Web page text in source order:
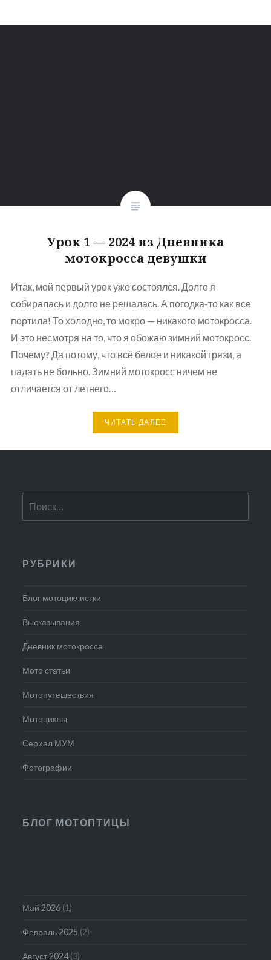
Урок 1 — 2024 из Дневника
мотокросса девушки
Итак, мой первый урок уже состоялся. Долго я
собиралась и долго не решалась. А погодка-то как все
портила! То холодно, то мокро — никакого мотокросса.
И это несмотря на то, что я обожаю зимний мотокросс.
Почему? Да потому, что всё белое и никакой грязи, а
падать не больно. Зимний мотокросс ничем не
отличается от летнего…
ЧИТАТЬ ДАЛЕЕ
РУБРИКИ
Блог мотоциклистки
Высказывания
Дневник мотокросса
Мото статьи
Мотопутешествия
Мотоциклы
Сериал МУМ
Фотографии
БЛОГ МОТОПТИЦЫ
Май 2026 (1)
Февраль 2025 (2)
Август 2024(3)